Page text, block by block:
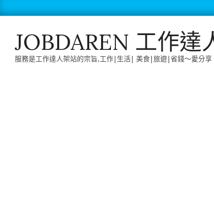
to
JOBDAREN 工作達
服務是工作達人架站的宗旨,工作|生活| 美食|旅遊|省錢～愛分享